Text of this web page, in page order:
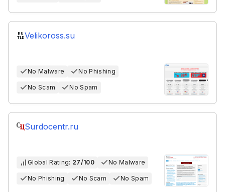
Velikoross.su
No Malware No Phishing
No Scam No Spam
Surdocentr.ru
Global Rating: 27/100 No Malware
No Phishing No Scam No Spam